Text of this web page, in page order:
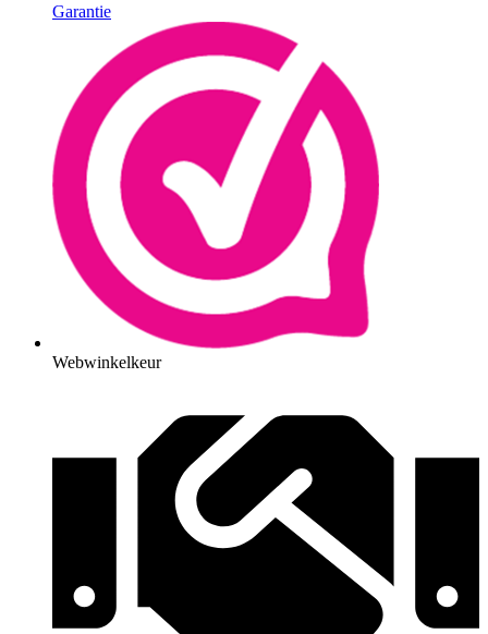
Garantie
Webwinkelkeur